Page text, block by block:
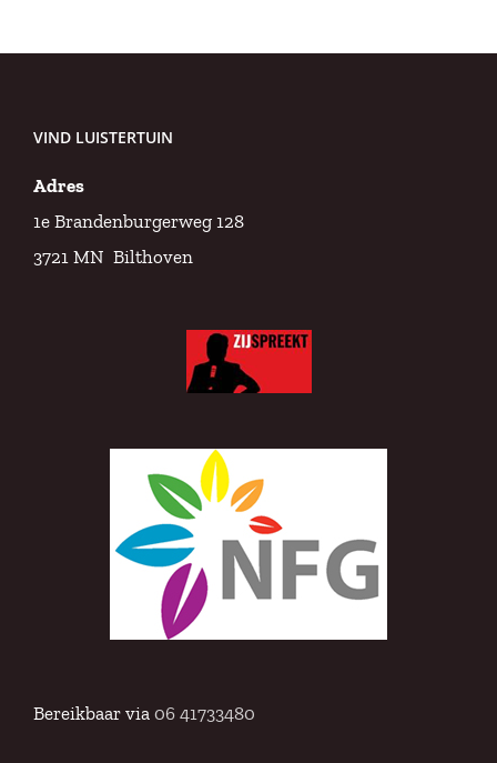
VIND LUISTERTUIN
Adres
1e Brandenburgerweg 128
3721 MN Bilthoven
Bereikbaar via 06 41733480